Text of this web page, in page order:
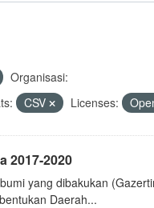
Organisasi:
CSV Licenses:
2017-2020
yang dibakukan
Daerah...